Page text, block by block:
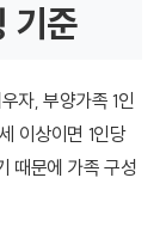
기준
자, 부양가족 1인
이상이면 1인당
때문에 가족 구성